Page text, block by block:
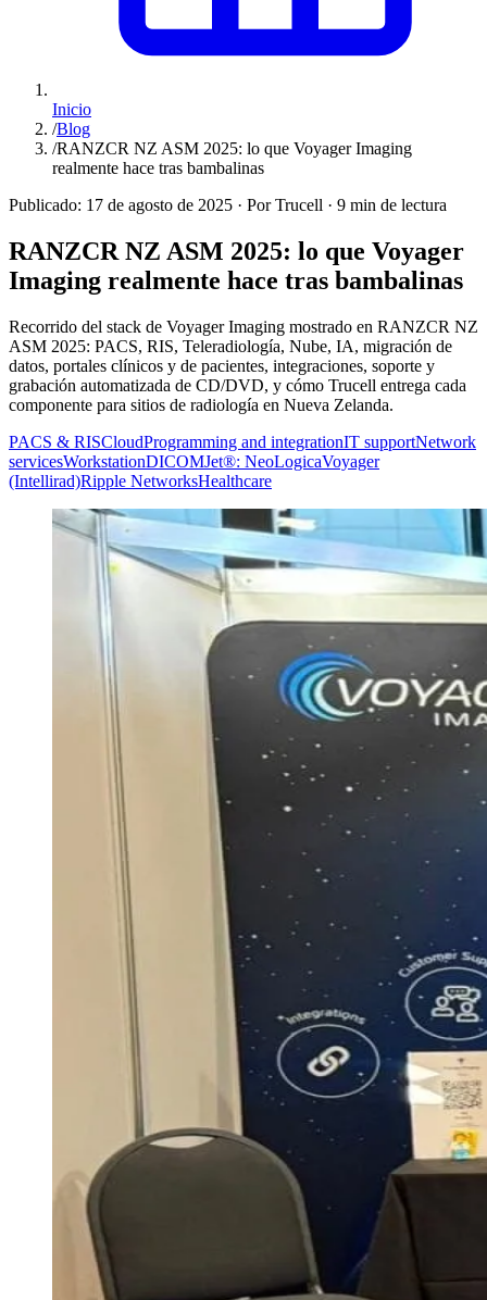
Inicio
/Blog
/RANZCR NZ ASM 2025: lo que Voyager Imaging
realmente hace tras bambalinas
Publicado: 17 de agosto de 2025 · Por Trucell · 9 min de lectura
RANZCR NZ ASM 2025: lo que Voyager
Imaging realmente hace tras bambalinas
Recorrido del stack de Voyager Imaging mostrado en RANZCR NZ
ASM 2025: PACS, RIS, Teleradiología, Nube, IA, migración de
datos, portales clínicos y de pacientes, integraciones, soporte y
grabación automatizada de CD/DVD, y cómo Trucell entrega cada
componente para sitios de radiología en Nueva Zelanda.
PACS & RISCloudProgramming and integrationIT supportNetwork
servicesWorkstationDICOMJet®: NeoLogicaVoyager
(Intellirad)Ripple NetworksHealthcare